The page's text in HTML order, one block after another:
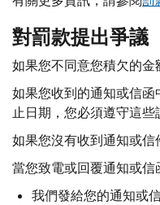
對罰款提出爭議
如果您不同意您積欠的金
如果您收到的通知或信
止日期，您必須遵守這些
如果您沒有收到通知或信
當您致電或回覆通知或信
我們發給您的通知或